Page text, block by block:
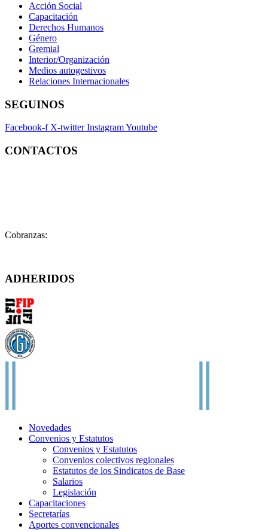
Acción Social
Capacitación
Derechos Humanos
Género
Gremial
Interior/Organización
Medios autogestivos
Relaciones Internacionales
SEGUINOS
Facebook-f X-twitter InstagramYoutube
CONTACTOS
Cobranzas:
ADHERIDOS
Novedades
Convenios y Estatutos
Convenios y Estatutos
Convenios colectivos regionales
Estatutos de los Sindicatos de Base
Salarios
Legislación
Capacitaciones
Secretarías
Aportes convencionales